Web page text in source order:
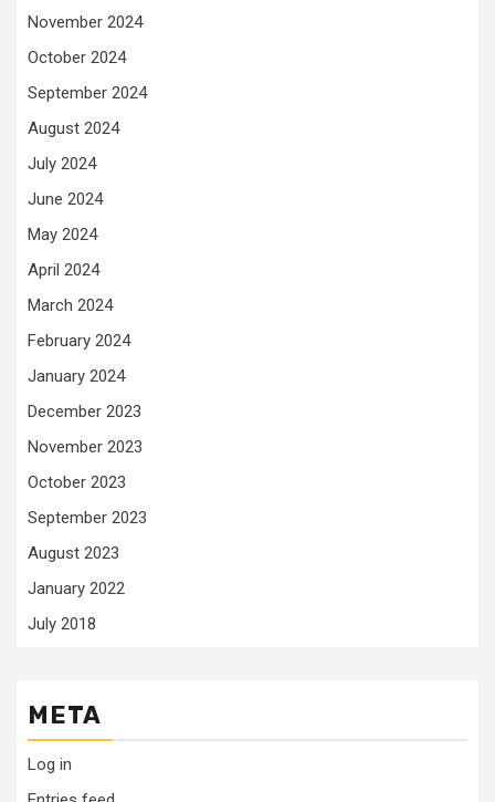
November 2024
October 2024
September 2024
August 2024
July 2024
June 2024
May 2024
April 2024
March 2024
February 2024
January 2024
December 2023
November 2023
October 2023
September 2023
August 2023
January 2022
July 2018
META
Log in